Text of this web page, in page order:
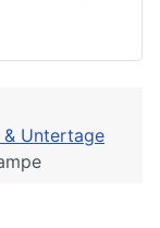
Untertage